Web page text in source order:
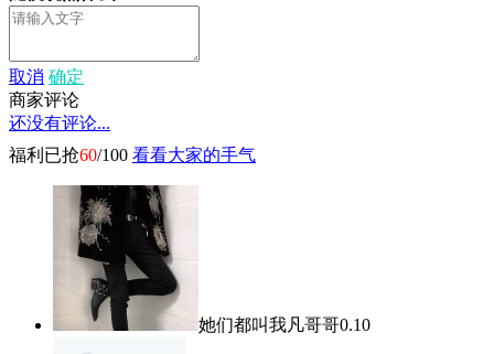
取消 确定
商家评论
还没有评论...
福利已抢60/100 看看大家的手气
她们都叫我凡哥哥0.10